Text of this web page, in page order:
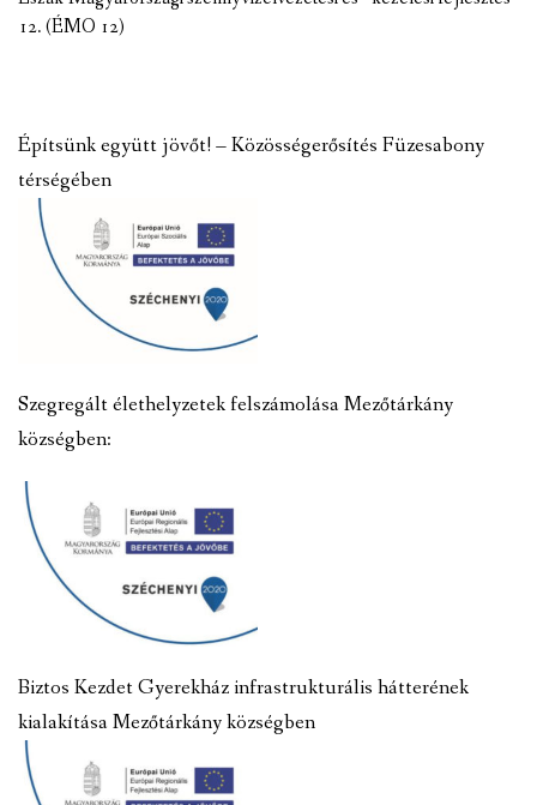
12. (ÉMO 12)
Építsünk együtt jövőt! – Közösségerősítés Füzesabony
térségében
Szegregált élethelyzetek felszámolása Mezőtárkány
községben:
Biztos Kezdet Gyerekház infrastrukturális hátterének
kialakítása Mezőtárkány községben